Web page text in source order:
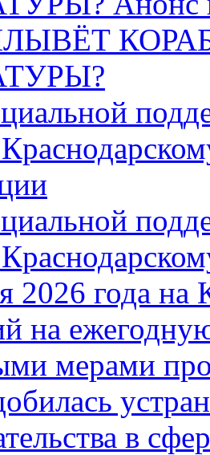
2026 года на
на
мерами
в